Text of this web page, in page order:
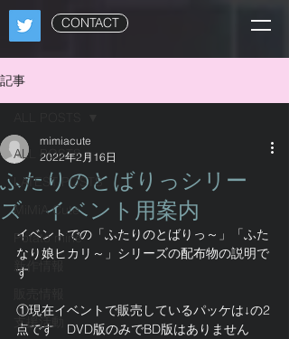
CONTACT
記事
ALL POSTS
LATEST POSTS
MiMiA Cute
Potato mine
新作情報
支援活動
ふたりのとばりっシリー
ズ イベント用案内
mimiacute
2022年2月16日
イベントでの「ふたりのとばりっ～」「ふた
なり娘ヒカリ～」シリーズの配布物の説明で
す
①現在イベントで販売しているパッケは↓の2
点です　DVD版のみでBD版はありません